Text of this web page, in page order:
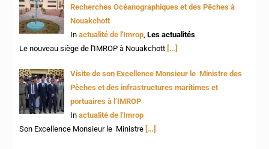
Recherches Océanographiques et des Pêches à
Nouakchott
Inactualité de l'Imrop ,Les actualités
Le nouveau siège de l'IMROP à Nouakchott […]
Visite de son Excellence Monsieur le Ministre des
Pêches et des infrastructures maritimes et
portuaires à l’IMROP
Inactualité de l'Imrop
Son Excellence Monsieur le Ministre […]